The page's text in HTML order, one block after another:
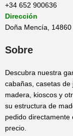
+34 652 900636
Dirección
Doña Mencía,
Sobre
Descubra nuestra
cabañas, casetas
madera, kioscos y
su estructura de
pedido directamente
precio.